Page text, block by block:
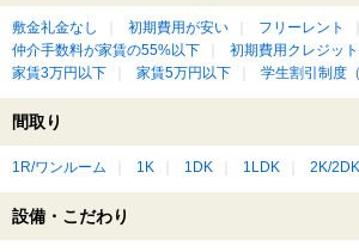
敷金礼金なし 初期費用が安い フリーレント
仲介手数料が家賃の55%以下
初期費用クレジッ
家賃3万円以下
家賃5万円以下 学生割引制度
間取り
1R/ワンルーム 1K 1DK 1LDK 2K/2DK
設備・こだわり